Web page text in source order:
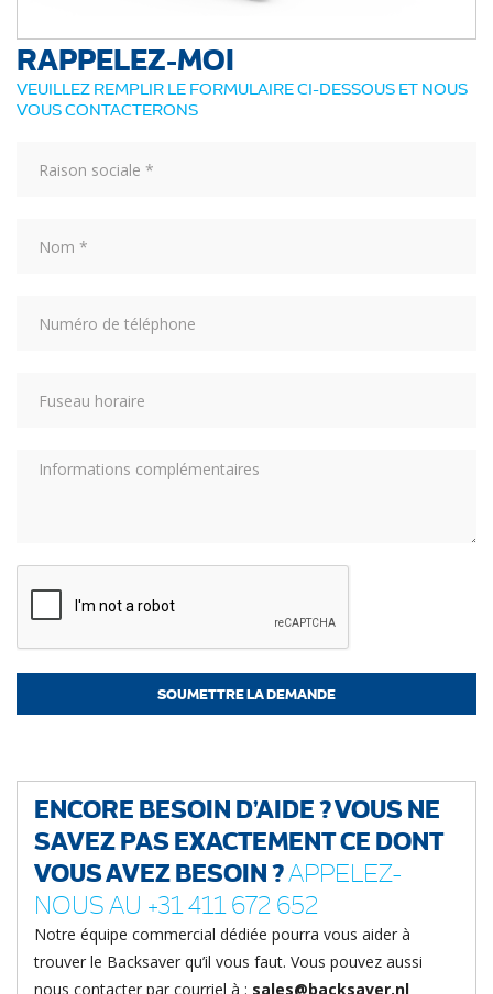
RAPPELEZ-MOI
VEUILLEZ REMPLIR LE FORMULAIRE CI-DESSOUS ET NOUS
VOUS CONTACTERONS
ENCORE BESOIN D’AIDE ? VOUS NE
SAVEZ PAS EXACTEMENT CE DONT
VOUS AVEZ BESOIN ?APPELEZ-
NOUS AU +31 411 672 652
Notre équipe commercial dédiée pourra vous aider à
trouver le Backsaver qu’il vous faut. Vous pouvez aussi
nous contacter par courriel à : sales@backsaver.nl